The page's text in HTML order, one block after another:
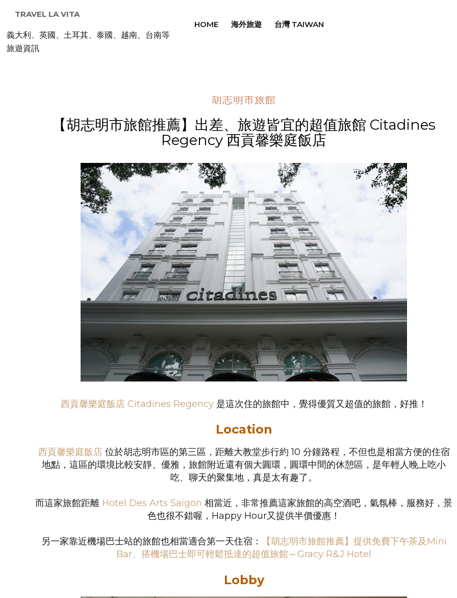
TRAVEL LA VITA
義大利、英國、土耳其、泰國、越南、台南等
旅遊資訊
HOME 海外旅遊 台灣 TAIWAN
胡志明市旅館
【胡志明市旅館推薦】出差、旅遊皆宜的超值旅館 Citadines
Regency 西貢馨樂庭飯店
西貢馨樂庭飯店 Citadines Regency是這次住的旅館中，覺得優質又超值的旅館，好推！
Location
西貢馨樂庭飯店 位於胡志明市區的第三區，距離大教堂步行約 10 分鐘路程，不但也是相當方便的住宿
地點，這區的環境比較安靜、優雅，旅館附近還有個大圓環，圓環中間的休憩區，是年輕人晚上吃小
吃、聊天的聚集地，真是太有趣了。
而這家旅館距離 Hotel Des Arts Saigon 相當近，非常推薦這家旅館的高空酒吧，氣氛棒，服務好，景
色也很不錯喔，Happy Hour又提供半價優惠！
另一家靠近機場巴士站的旅館也相當適合第一天住宿：
【胡志明市旅館推薦】提供免費下午茶及Mini
Bar、搭機場巴士即可輕鬆抵達的超值旅館～Gracy R&J Hotel
Lobby